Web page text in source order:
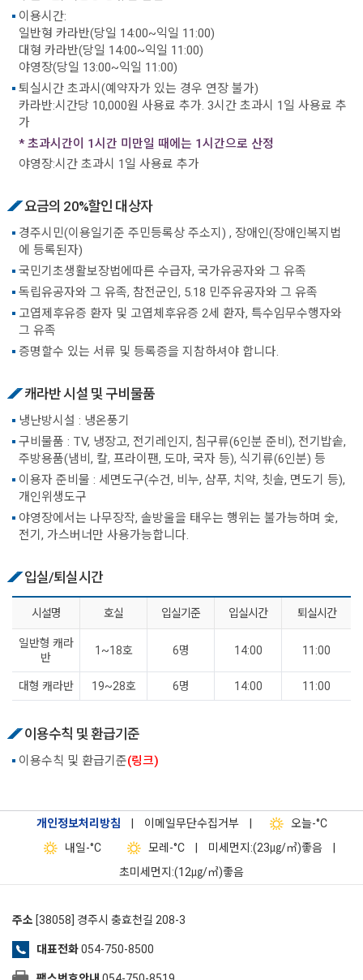
이용시간:
일반형 카라반(당일 14:00~익일 11:00)
대형 카라반(당일 14:00~익일 11:00)
야영장(당일 13:00~익일 11:00)
퇴실시간 초과시(예약자가 있는 경우 연장 불가)
카라반:시간당 10,000원 사용료 추가. 3시간 초과시 1일 사용료 추
가
* 초과시간이 1시간 미만일 때에는 1시간으로 산정
야영장:시간 초과시 1일 사용료 추가
요금의 20%할인 대상자
경주시민(이용일기준 주민등록상 주소지) , 장애인(장애인복지법
에 등록된자)
국민기초생활보장법에따른 수급자, 국가유공자와 그 유족
독립유공자와 그 유족, 참전군인, 5.18 민주유공자와 그 유족
고엽제후유증 환자 및 고엽체후유증 2세 환자, 특수임무수행자와
그 유족
증명할수 있는 서류 및 등록증을 지참하셔야 합니다.
캐라반 시설 및 구비물품
냉난방시설 : 냉온풍기
구비물품 : TV, 냉장고, 전기레인지, 침구류(6인분 준비), 전기밥솥,
주방용품(냄비, 칼, 프라이팬, 도마, 국자 등), 식기류(6인분) 등
이용자 준비물 : 세면도구(수건, 비누, 샴푸, 치약, 칫솔, 면도기 등),
개인위생도구
야영장에서는 나무장작, 솔방울을 태우는 행위는 불가능하며 숯,
전기, 가스버너만 사용가능합니다.
입실/퇴실시간
시설명 호실 입실기준 입실시간 퇴실시간
일반형 캐라
반
1~18호 6명 14:00 11:00
대형 캐라반 19~28호 6명 14:00 11:00
이용수칙 및 환급기준
이용수칙 및 환급기준(링크)
개인정보처리방침 이메일무단수집거부 오늘-°C
내일-°C 모레 -°C 미세먼지:(23㎍/㎥)좋음
초미세먼지:(12㎍/㎥)좋음
주소 [38058] 경주시 충효천길 208-3
대표전화054-750-8500